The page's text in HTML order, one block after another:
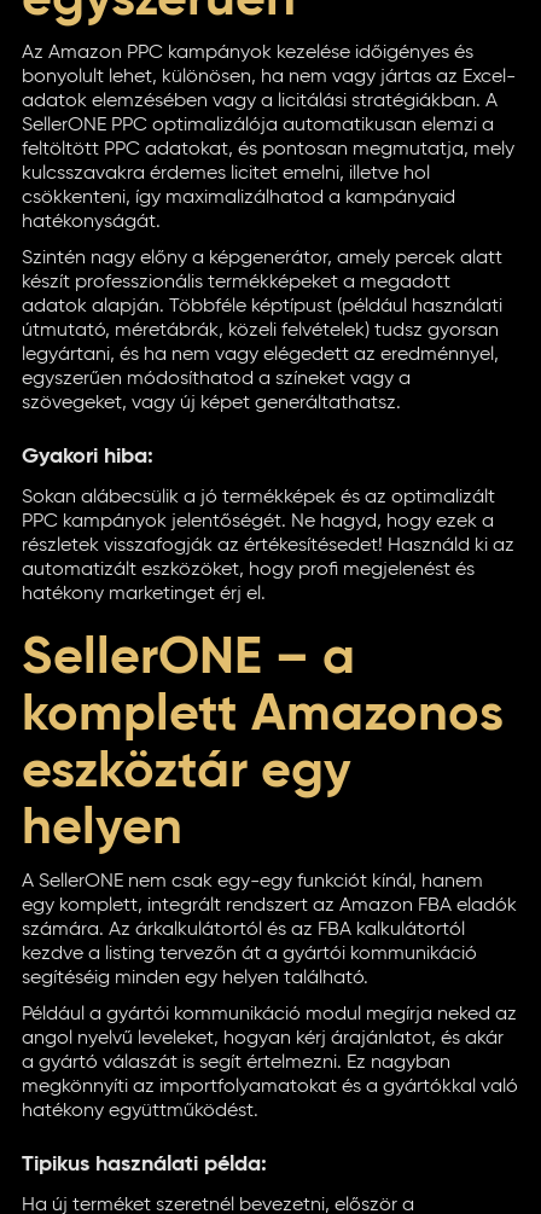
Az Amazon PPC kampányok kezelése időigényes és
bonyolult lehet, különösen, ha nem vagy jártas az Excel-
adatok elemzésében vagy a licitálási stratégiákban. A
SellerONE PPC optimalizálója automatikusan elemzi a
feltöltött PPC adatokat, és pontosan megmutatja, mely
kulcsszavakra érdemes licitet emelni, illetve hol
csökkenteni, így maximalizálhatod a kampányaid
hatékonyságát.
Szintén nagy előny a képgenerátor, amely percek alatt
készít professzionális termékképeket a megadott
adatok alapján. Többféle képtípust (például használati
útmutató, méretábrák, közeli felvételek) tudsz gyorsan
legyártani, és ha nem vagy elégedett az eredménnyel,
egyszerűen módosíthatod a színeket vagy a
szövegeket, vagy új képet generáltathatsz.
Gyakori hiba:
Sokan alábecsülik a jó termékképek és az optimalizált
PPC kampányok jelentőségét. Ne hagyd, hogy ezek a
részletek visszafogják az értékesítésedet! Használd ki az
automatizált eszközöket, hogy profi megjelenést és
hatékony marketinget érj el.
SellerONE – a
komplett Amazonos
eszköztár egy
helyen
A SellerONE nem csak egy-egy funkciót kínál, hanem
egy komplett, integrált rendszert az Amazon FBA eladók
számára. Az árkalkulátortól és az FBA kalkulátortól
kezdve a listing tervezőn át a gyártói kommunikáció
segítéséig minden egy helyen található.
Például a gyártói kommunikáció modul megírja neked az
angol nyelvű leveleket, hogyan kérj árajánlatot, és akár
a gyártó válaszát is segít értelmezni. Ez nagyban
megkönnyíti az importfolyamatokat és a gyártókkal való
hatékony együttműködést.
Tipikus használati példa:
Ha új terméket szeretnél bevezetni, először a